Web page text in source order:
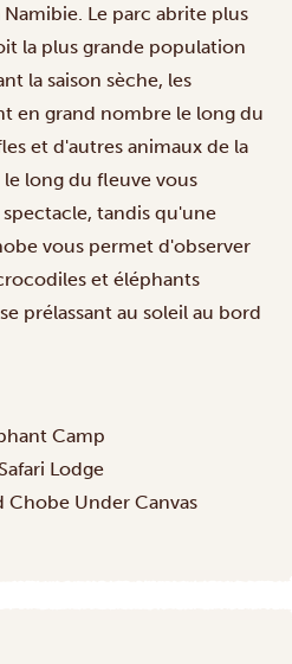
Le parc abrite plus
la plus grande population
la saison sèche, les
en grand nombre le long du
et d'autres animaux de la
le long du fleuve vous
tandis qu'une
vous permet d'observer
et éléphants
prélassant au soleil au bord
Camp
Lodge
Chobe Under Canvas